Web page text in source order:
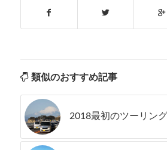
類似のおすすめ記事
2018最初のツーリング